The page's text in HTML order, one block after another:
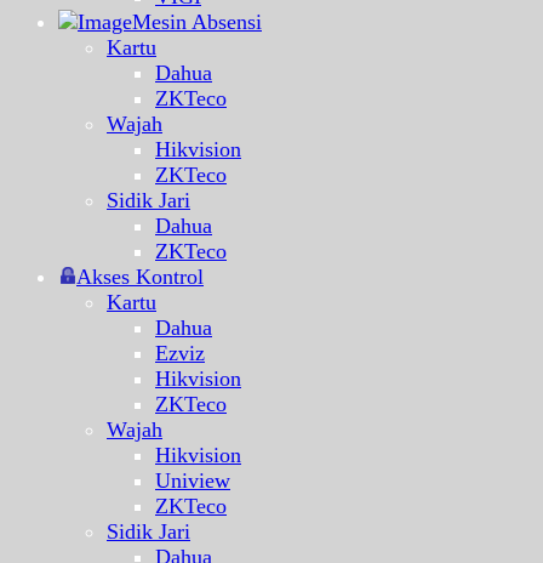
Mesin Absensi
Kartu
Dahua
ZKTeco
Wajah
Hikvision
ZKTeco
Sidik Jari
Dahua
ZKTeco
Akses Kontrol
Kartu
Dahua
Ezviz
Hikvision
ZKTeco
Wajah
Hikvision
Uniview
ZKTeco
Sidik Jari
Dahua